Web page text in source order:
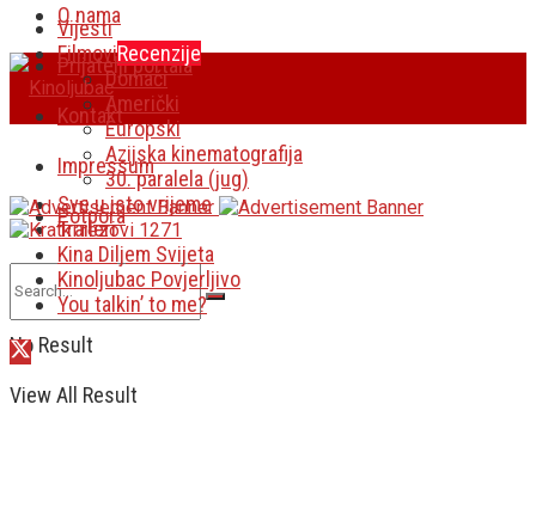
O nama
Prijatelji portala
Kontakt
Impressum
Potpora
No Result
View All Result
Vijesti
FilmoviRecenzije
Domaći
Američki
Europski
Azijska kinematografija
30. paralela (jug)
Sve u isto vrijeme
Traileri
Kina Diljem Svijeta
Kinoljubac Povjerljivo
You talkin’ to me?